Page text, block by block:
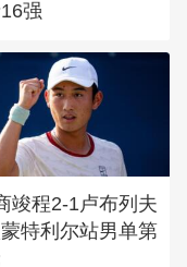
强
竣程2-1卢布列夫
特利尔站男单第